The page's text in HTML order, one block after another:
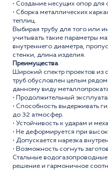
• Создание несущих опор для
• Сборка металлических
теплиц.
Выбирая трубу для того или
учитывать такие параметры
внутреннего диаметра,
стенки, длина изделия.
Преимущества
Широкий спектр проектов из
труб обусловлен целым
данному виду
• Продолжительный
• Способность выдерживать
до 32 атмосфер.
• Устойчивость к ударам и
• Не деформируется при
• Допускается нарезка
• Возможность согнуть
Стальные
решение и гармоничное